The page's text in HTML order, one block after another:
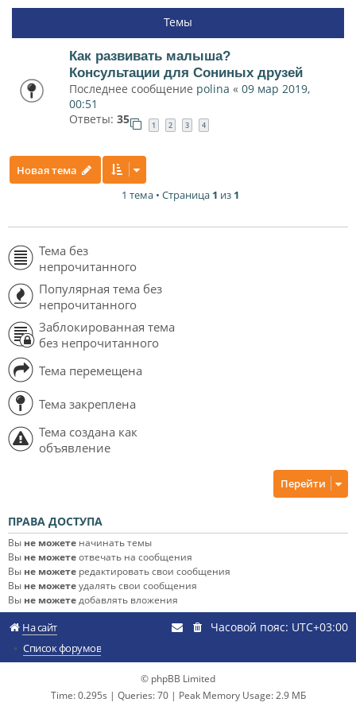
Темы
Как развивать малыша?
Консультации для Сониных друзей
Последнее сообщение polina « 09 мар 2019,
00:51
Ответы: 35 1 2 3 4
Новая тема
1 тема • Страница 1 из 1
Тема без
непрочитанного
Популярная тема без
непрочитанного
Заблокированная тема
без непрочитанного
Тема перемещена
Тема закреплена
Тема создана как
объявление
Перейти
ПРАВА ДОСТУПА
Вы не можете начинать темы
Вы не можетеотвечать на сообщения
Вы не можете редактировать свои сообщения
Вы не можетеудалять свои сообщения
Вы не можетедобавлять вложения
На сайт
Список форумов
Часовой пояс: UTC+03:00
© phpBB Limited
Time: 0.295s | Queries: 70| Peak Memory Usage: 2.9 МБ